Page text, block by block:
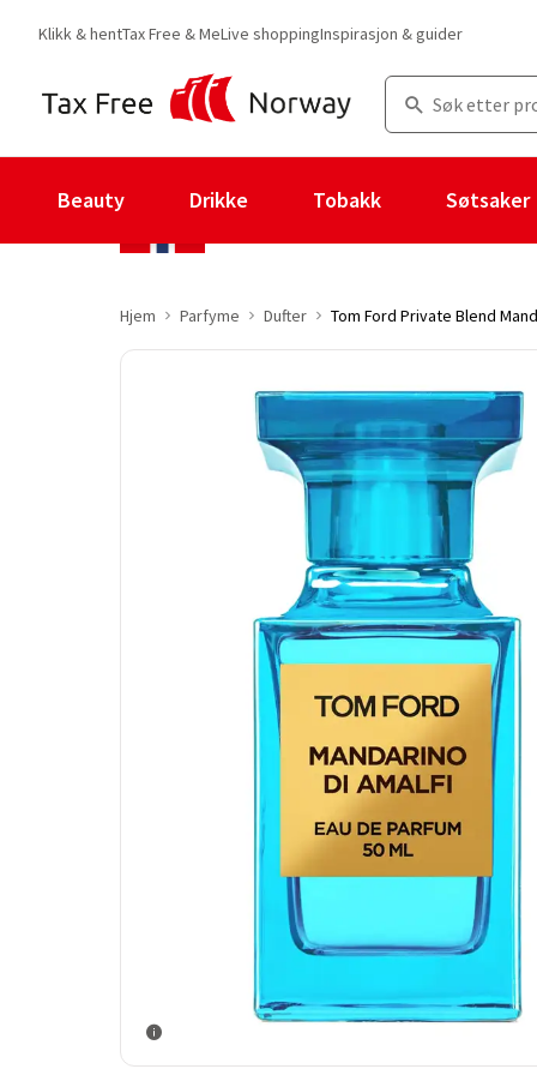
Klikk & hentTax Free & MeLive shoppingInspirasjon & guider
Beauty Drikke Tobakk Søtsaker
Hjem Parfyme Dufter Tom Ford Private Blend